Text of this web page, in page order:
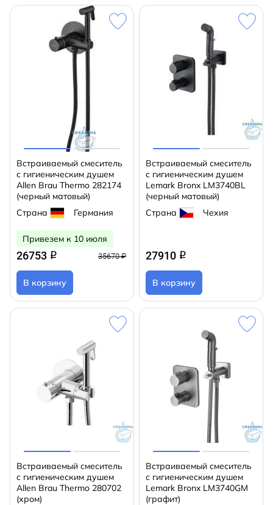
Встраиваемый смеситель
с гигиеническим душем
Allen Brau Thermo 282174
(черный матовый)
Страна
Германия
Привезем к 10 июля
26753 q 35670 ₽
В корзину
Встраиваемый смеситель
с гигиеническим душем
Lemark Bronx LM3740BL
(черный матовый)
Страна
Чехия
27910 q
В корзину
Встраиваемый смеситель
с гигиеническим душем
Allen Brau Thermo 280702
(хром)
Встраиваемый смеситель
с гигиеническим душем
Lemark Bronx LM3740GM
(графит)